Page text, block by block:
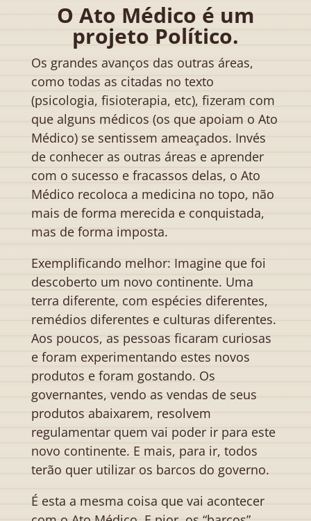
O Ato Médico é um
projeto Político.
Os grandes avanços das outras áreas,
como todas as citadas no texto
(psicologia, fisioterapia, etc), fizeram com
que alguns médicos (os que apoiam o Ato
Médico) se sentissem ameaçados. Invés
de conhecer as outras áreas e aprender
com o sucesso e fracassos delas, o Ato
Médico recoloca a medicina no topo, não
mais de forma merecida e conquistada,
mas de forma imposta.
Exemplificando melhor: Imagine que foi
descoberto um novo continente. Uma
terra diferente, com espécies diferentes,
remédios diferentes e culturas diferentes.
Aos poucos, as pessoas ficaram curiosas
e foram experimentando estes novos
produtos e foram gostando. Os
governantes, vendo as vendas de seus
produtos abaixarem, resolvem
regulamentar quem vai poder ir para este
novo continente. E mais, para ir, todos
terão quer utilizar os barcos do governo.
É esta a mesma coisa que vai acontecer